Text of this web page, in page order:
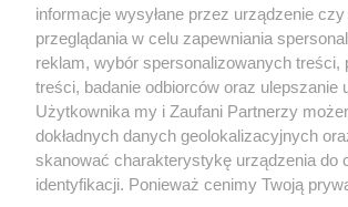
4 / 0
Nie zapomnij
zapoznać się z:
polityką prywatności regulamin korzystania
Twojemiasto
Piekary Śląskie
Chorzów
Tarnowskie Góry
Skontakuj
Kontakt
Wydawca
Pogoda
informacje wysyłane przez urządzenie czy
przeglądania w celu zapewniania
reklam, wybór spersonalizowanych treści,
treści, badanie odbiorców oraz ulepszanie
Użytkownika my i Zaufani Partnerzy
dokładnych danych geolokalizacyjnych
skanować charakterystykę urządzenia do
identyfikacji. Ponieważ cenimy Twoją